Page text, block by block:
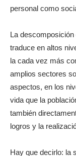
personal como
La
traduce en altos
la cada vez más
amplios sectores
aspectos, en los
vida que la
también
logros y la
Hay que decirlo: la